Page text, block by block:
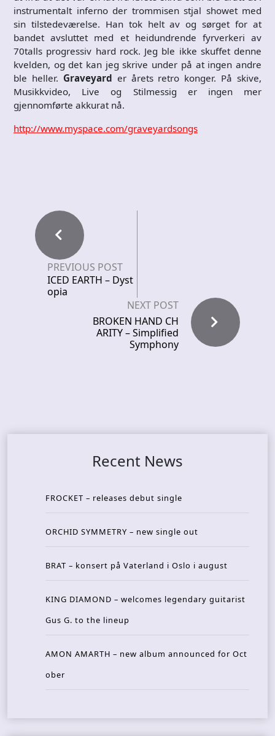
instrumentalt inferno der trommisen stjal showet med
sin tilstedeværelse. Han tok helt av og sørget for at
bandet avsluttet med et heidundrende fyrverkeri av
70talls progressiv hard rock. Jeg ble ikke skuffet denne
kvelden, og det kan jeg skrive under på at ingen andre
ble heller. Graveyard er årets retro konger. På skive,
Musikkvideo, Live og Stilmessig er ingen mer
gjennomførte akkurat nå.
http://www.myspace.com/graveyardsongs
PREVIOUS POST
ICED EARTH – Dyst
opia
NEXT POST
BROKEN HAND CH
ARITY – Simplified
Symphony
Recent News
FROCKET – releases debut single
ORCHID SYMMETRY – new single out
BRAT – konsert på Vaterland i Oslo i august
KING DIAMOND – welcomes legendary guitarist
Gus G. to the lineup
AMON AMARTH – new album announced for Oct
ober